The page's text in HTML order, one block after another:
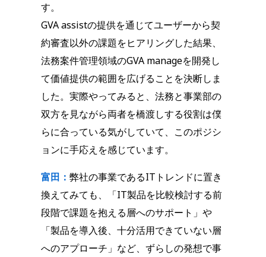
す。
GVA assistの提供を通じてユーザーから契
約審査以外の課題をヒアリングした結果、
法務案件管理領域のGVA manageを開発し
て価値提供の範囲を広げることを決断しま
した。実際やってみると、法務と事業部の
双方を見ながら両者を橋渡しする役割は僕
らに合っている気がしていて、このポジシ
ョンに手応えを感じています。
富田： 弊社の事業であるITトレンドに置き
換えてみても、「IT製品を比較検討する前
段階で課題を抱える層へのサポート」や
「製品を導入後、十分活用できていない層
へのアプローチ」など、ずらしの発想で事